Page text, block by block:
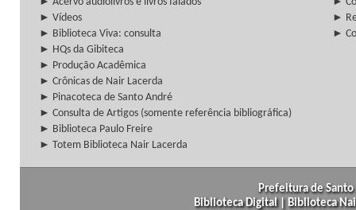
► Vídeos
►
► Biblioteca Viva: consulta
►
► HQs da Gibiteca
► Produção Acadêmica
► Crônicas de Nair Lacerda
► Pinacoteca de Santo André
► Consulta de Artigos (somente referência bibliográfica)
► Biblioteca Paulo Freire
► Totem Biblioteca Nair Lacerda
Prefeitura de
Biblioteca Digital | Biblioteca